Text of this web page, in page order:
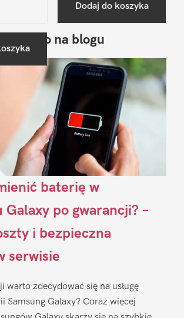
Dodaj do koszyka
Ostatnio na blogu
baterię w
Galaxy po gwarancji? –
i bezpieczna
serwisie
warto zdecydować się na usługę
Samsung Galaxy? Coraz więcej